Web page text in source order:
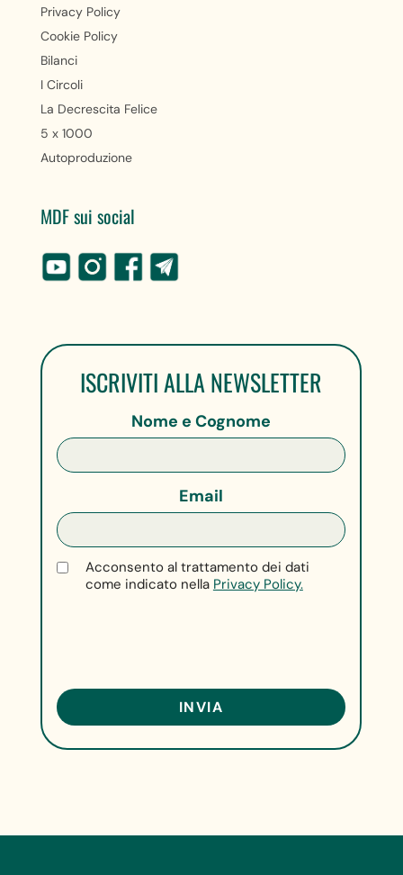
Privacy Policy
Cookie Policy
Bilanci
I Circoli
La Decrescita Felice
5 x 1000
Autoproduzione
MDF sui social
ISCRIVITI ALLA NEWSLETTER
Nome e Cognome
Email
Acconsento al trattamento dei dati
come indicato nella Privacy Policy.